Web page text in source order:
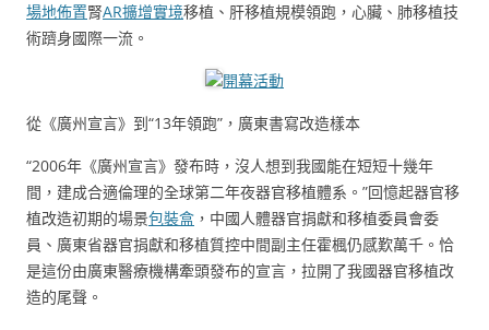
場地佈置腎AR擴增實境移植、肝移植規模領跑，心臟、肺移植技
術躋身國際一流。
開幕活動
從《廣州宣言》到“13年領跑”，廣東書寫改造樣本
“2006年《廣州宣言》發布時，沒人想到我國能在短短十幾年
間，建成合適倫理的全球第二年夜器官移植體系。”回憶起器官移
植改造初期的場景包裝盒 ，中國人體器官捐獻和移植委員會委
員、廣東省器官捐獻和移植質控中間副主任霍楓仍感歎萬千。恰
是這份由廣東醫療機構牽頭發布的宣言，拉開了我國器官移植改
造的尾聲。